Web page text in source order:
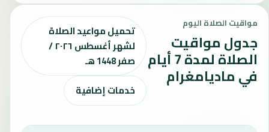
مواقيت الصلاة اليوم
جدول مواقيت
الصلاة لمدة 7 أيام
في ماديامغرام
تحميل مواعيد الصلاة
لشهر أغسطس ٢٠٢٦ /
صفر 1448 هـ
خدمات إضافية